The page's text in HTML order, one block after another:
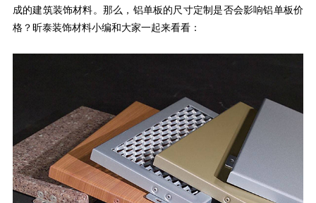
成的建筑装饰材料。那么，铝单板的尺寸定制是否会影响铝单板价
格？昕泰装饰材料小编和大家一起来看看：